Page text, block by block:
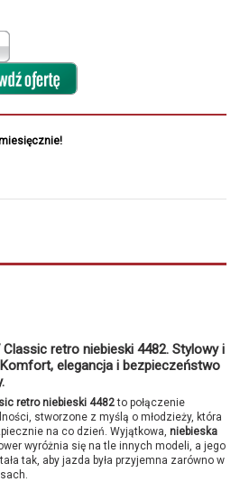
Classic retro niebieski 4482. Stylowy i
elegancja i bezpieczeństwo
retro niebieski 4482to połączenie
stworzone z myślą o młodzieży, która
na co dzień. Wyjątkowa, niebieska
wyróżnia się na tle innych modeli, a jego
tak, aby jazda była przyjemna zarówno w